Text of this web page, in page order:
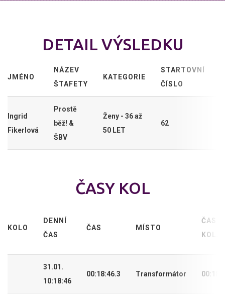
DETAIL VÝSLEDKU
JMÉNO
NÁZEV
ŠTAFETY
KATEGORIE
STARTOVNÍ
ČÍSLO
Ingrid
Fikerlová
Prostě
běž! &
ŠBV
Ženy - 36 až
50 LET
62
ČASY KOL
KOLO
DENNÍ
ČAS
ČAS MÍSTO
ČAS
KOLA
31.01.
10:18:46
00:18:46.3 Transformátor